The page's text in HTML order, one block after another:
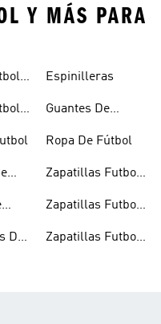
Y MÁS PARA
De
Espinilleras
Guantes De
Ropa De Fútbol
Zapatillas Futbol
Zapatillas Futbol
Zapatillas Futbol